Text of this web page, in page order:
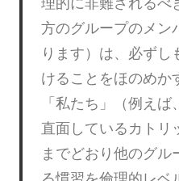
方のグループのメン
ります）は、必ずし
けることをほのめか
「私たち」（例え
直面しているカトリ
までどおり他のグ